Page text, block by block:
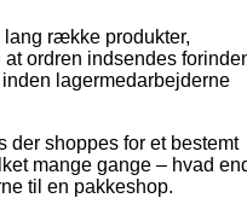
række produkter,
ordren indsendes
lagermedarbejderne
der shoppes for et bestemt
mange gange – hvad
til en pakkeshop.